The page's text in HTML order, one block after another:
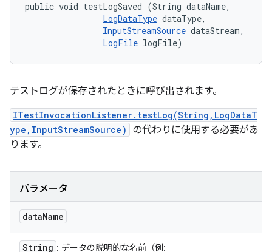
public void testLogSaved (String dataName,
LogDataType dataType,
InputStreamSource dataStream,
LogFile logFile)
テストログが保存されたときに呼び出されます。
ITestInvocationListener.testLog(String,LogDataT
ype,InputStreamSource)
の代わりに使用する必要があ
ります。
パラメータ
dataName
String : データの説明的な名前（例: